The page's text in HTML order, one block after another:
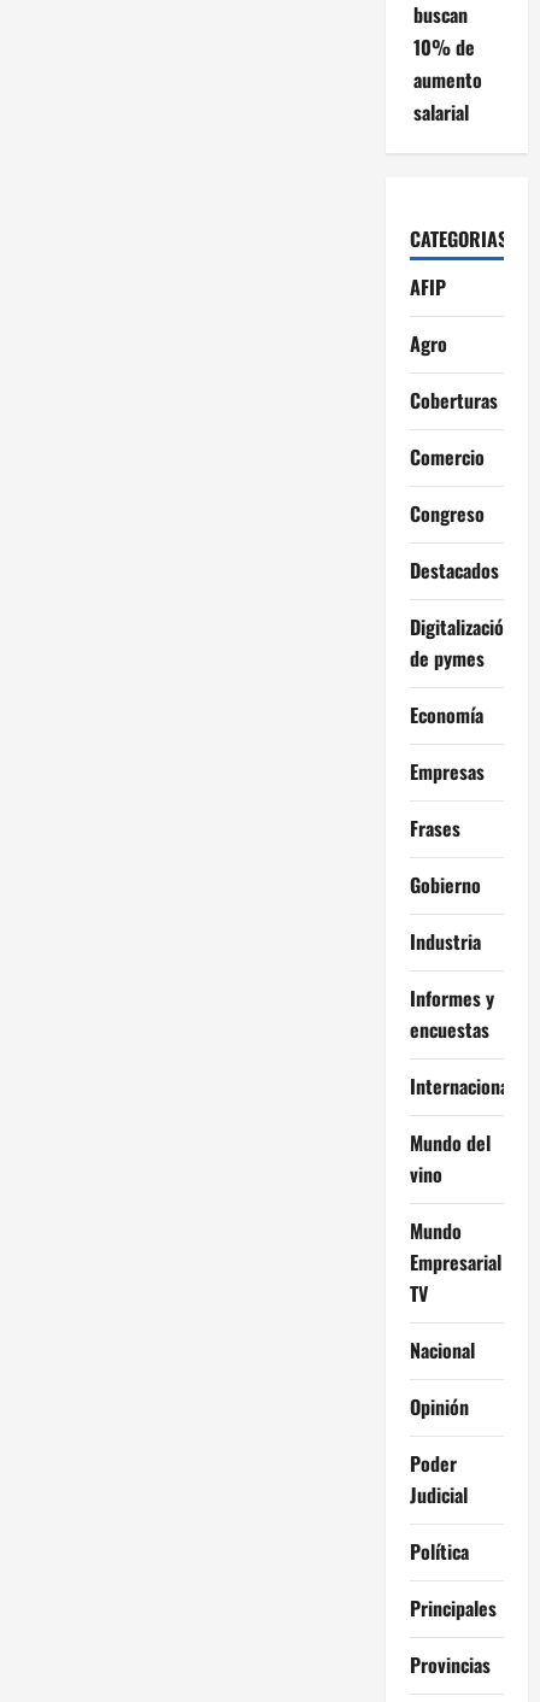
buscan
10% de
aumento
salarial
CATEGORIAS
AFIP
Agro
Coberturas
Comercio
Congreso
Destacados
Digitalización
de pymes
Economía
Empresas
Frases
Gobierno
Industria
Informes y
encuestas
Internacional
Mundo del
vino
Mundo
Empresarial
TV
Nacional
Opinión
Poder
Judicial
Política
Principales
Provincias